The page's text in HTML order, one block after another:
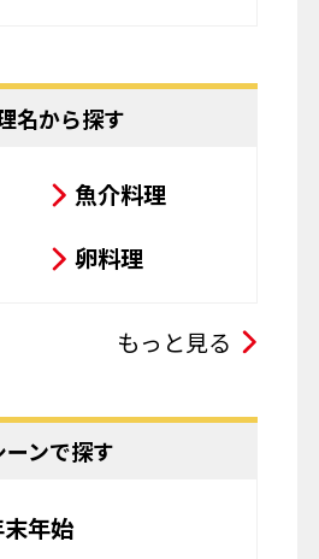
名から探す
魚介料理
卵料理
揚げ物
もっと見る
ーンで探す
年始